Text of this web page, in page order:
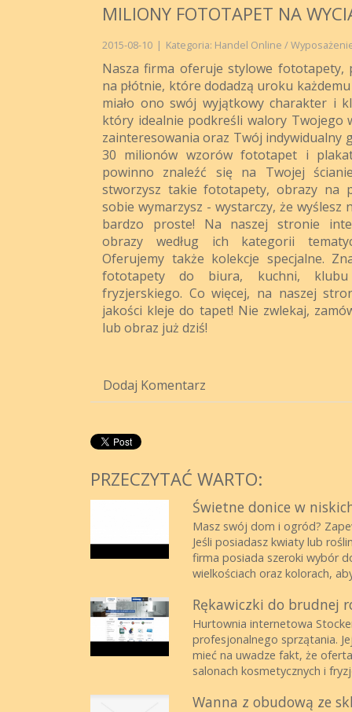
MILIONY FOTOTAPET NA
2015-08-10 | Kategoria: Handel Online /
Nasza firma oferuje stylowe fototapety,
na płótnie, które dodadzą uroku
miało ono swój wyjątkowy charakter i
który idealnie podkreśli walory Twojego
zainteresowania oraz Twój indywidualny
30 milionów wzorów fototapet i
powinno znaleźć się na Twojej
stworzysz takie fototapety, obrazy na
sobie wymarzysz - wystarczy, że wyślesz
bardzo proste! Na naszej stronie
obrazy według ich kategorii
Oferujemy także kolekcje specjalne.
fototapety do biura, kuchni,
fryzjerskiego. Co więcej, na naszej
jakości kleje do tapet! Nie zwlekaj,
lub obraz już dziś!
Dodaj Komentarz
PRZECZYTAĆ WARTO:
Świetne donice w
Masz swój dom i ogród?
Jeśli posiadasz kwiaty lub
firma posiada szeroki wybór
wielkościach oraz kolorach,
Rękawiczki do brudnej
Hurtownia internetowa
profesjonalnego sprzątania.
mieć na uwadze fakt, że
salonach kosmetycznych i
Wanna z obudową ze